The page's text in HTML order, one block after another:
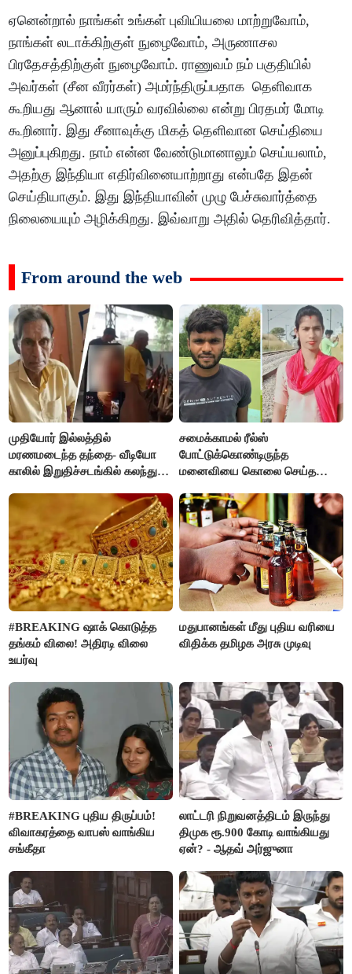
ஏனென்றால் நாங்கள் உங்கள் புவியியலை மாற்றுவோம்,
நாங்கள் லடாக்கிற்குள் நுழைவோம், அருணாசல
பிரதேசத்திற்குள் நுழைவோம். ராணுவம் நம் பகுதியில்
அவர்கள் (சீன வீரர்கள்) அமர்ந்திருப்பதாக தெளிவாக
கூறியது ஆனால் யாரும் வரவில்லை என்று பிரதமர் மோடி
கூறினார். இது சீனாவுக்கு மிகத் தெளிவான செய்தியை
அனுப்புகிறது. நாம் என்ன வேண்டுமானாலும் செய்யலாம்,
அதற்கு இந்தியா எதிர்வினையாற்றாது என்பதே இதன்
செய்தியாகும். இது இந்தியாவின் முழு பேச்சுவார்த்தை
நிலையையும் அழிக்கிறது. இவ்வாறு அதில் தெரிவித்தார்.
From around the web
முதியோர் இல்லத்தில்
மரணமடைந்த தந்தை- வீடியோ
காலில் இறுதிச்சடங்கில் கலந்து
சமைக்காமல் ரீல்ஸ்
போட்டுக்கொண்டிருந்த
மனைவியை கொலை செய்த
#BREAKING ஷாக் கொடுத்த
தங்கம் விலை! அதிரடி விலை
உயர்வு
மதுபானங்கள் மீது புதிய வரியை
விதிக்க தமிழக அரசு முடிவு
#BREAKING புதிய திருப்பம்!
விவாகரத்தை வாபஸ் வாங்கிய
சங்கீதா
லாட்டரி நிறுவனத்திடம் இருந்து
திமுக ரூ.900 கோடி வாங்கியது
ஏன்? - ஆதவ் அர்ஜுனா